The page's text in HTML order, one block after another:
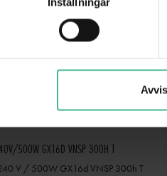
500W GX16D VNSP 300H T
V / 500W GX16d VNSP 300h T